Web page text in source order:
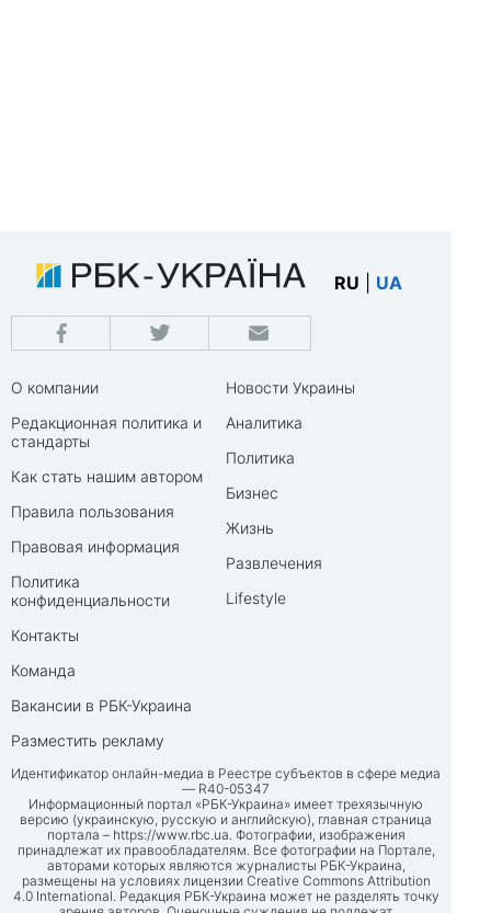
RU UA
О компании
Редакционная политика и
стандарты
Как стать нашим автором
Правила пользования
Правовая информация
Политика
конфиденциальности
Контакты
Команда
Вакансии в РБК-Украина
Разместить рекламу
Новости Украины
Аналитика
Политика
Бизнес
Жизнь
Развлечения
Lifestyle
Идентификатор онлайн-медиа в Реестре субъектов в сфере медиа
— R40-05347
Информационный портал «РБК-Украина» имеет трехязычную
версию (украинскую, русскую и английскую), главная страница
портала – https://www.rbc.ua. Фотографии, изображения
принадлежат их правообладателям. Все фотографии на Портале,
авторами которых являются журналисты РБК-Украина,
размещены на условиях лицензии Creative Commons Attribution
4.0 International. Редакция РБК-Украина может не разделять точку